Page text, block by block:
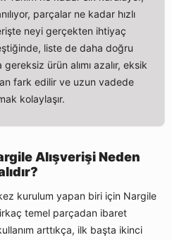
parçalar ne kadar hızlı
neyi gerçekten ihtiyaç
liste de daha doğru
gereksiz ürün alımı azalır, eksik
fark edilir ve uzun vadede
kolaylaşır.
Alışverişi Neden
kurulum yapan biri için Nargile
temel parçadan ibaret
arttıkça, ilk başta ikinci